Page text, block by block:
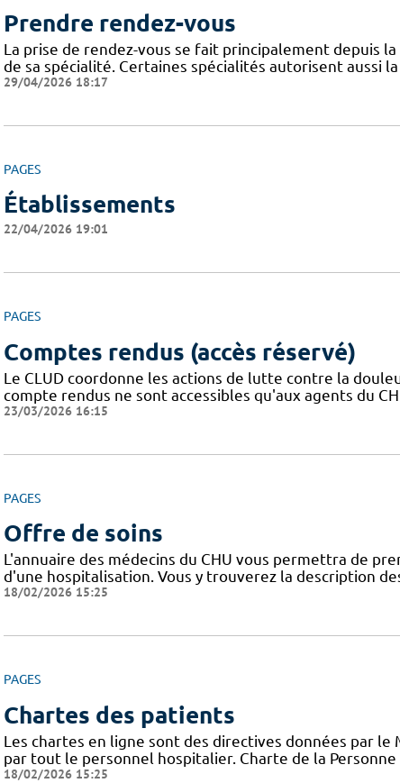
Prendre rendez-vous
La prise de rendez-vous se fait principalement depuis
de sa spécialité. Certaines spécialités autorisent aussi
29/04/2026 18:17
PAGES
Établissements
22/04/2026 19:01
PAGES
Comptes rendus (accès réservé)
Le CLUD coordonne les actions de lutte contre la
compte rendus ne sont accessibles qu'aux agents du
23/03/2026 16:15
PAGES
Offre de soins
L'annuaire des médecins du CHU vous permettra de
d'une hospitalisation. Vous y trouverez la description
18/02/2026 15:25
PAGES
Chartes des patients
Les chartes en ligne sont des directives données par
par tout le personnel hospitalier. Charte de la
18/02/2026 15:25